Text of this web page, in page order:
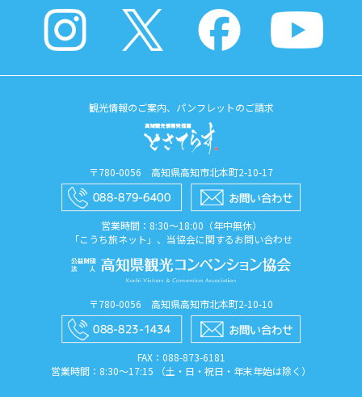
観光情報のご案内、パンフレットのご請求
〒780-0056 高知県高知市北本町2-10-17
営業時間：8:30〜18:00（年中無休）
「こうち旅ネット」、当協会に関するお問い合わせ
〒780-0056 高知県高知市北本町2-10-10
FAX：088​-873​-6181
営業時間：8:30〜17:15 （土・日・祝日・年末年始は除く）